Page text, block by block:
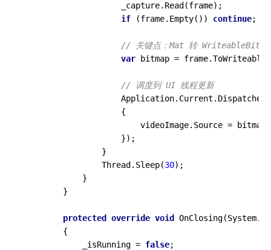
                    _capture.Read(frame);
if (frame.Empty()) continue;
// 关键点：Mat 转
var bitmap =
// 调度到 UI 线程更新
                    {
                        videoImage.Source = bitmap;
                    });
                }
                Thread.Sleep(
30);
            }
        }
protected override void OnClosing(
        {
            _isRunning =
false;